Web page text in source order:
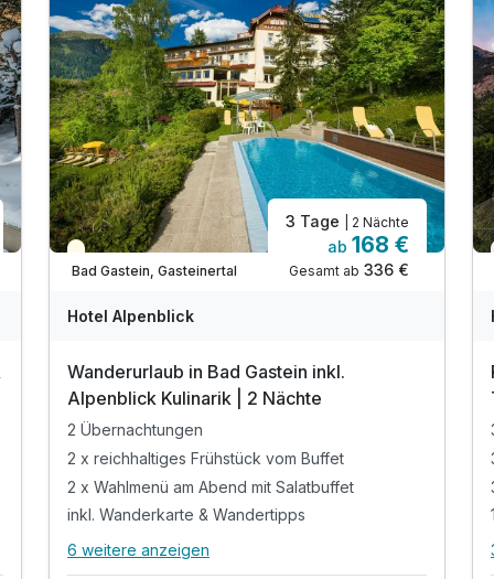
Teilweise ausgelastet
Bad Gastein, Gasteinertal
3 Tage | 2 Nächte
ab 168 €
Gesamt ab 336 €
Hotel Alpenblick
Wanderurlaub in Bad Gastein inkl.
Alpenblick Kulinarik | 2 Nächte
2 Übernachtungen
2 x reichhaltiges Frühstück vom Buffet
2 x Wahlmenü am Abend mit Salatbuffet
inkl. Wanderkarte & Wandertipps
Alle Inklusivleistungen
6 weitere anzeigen